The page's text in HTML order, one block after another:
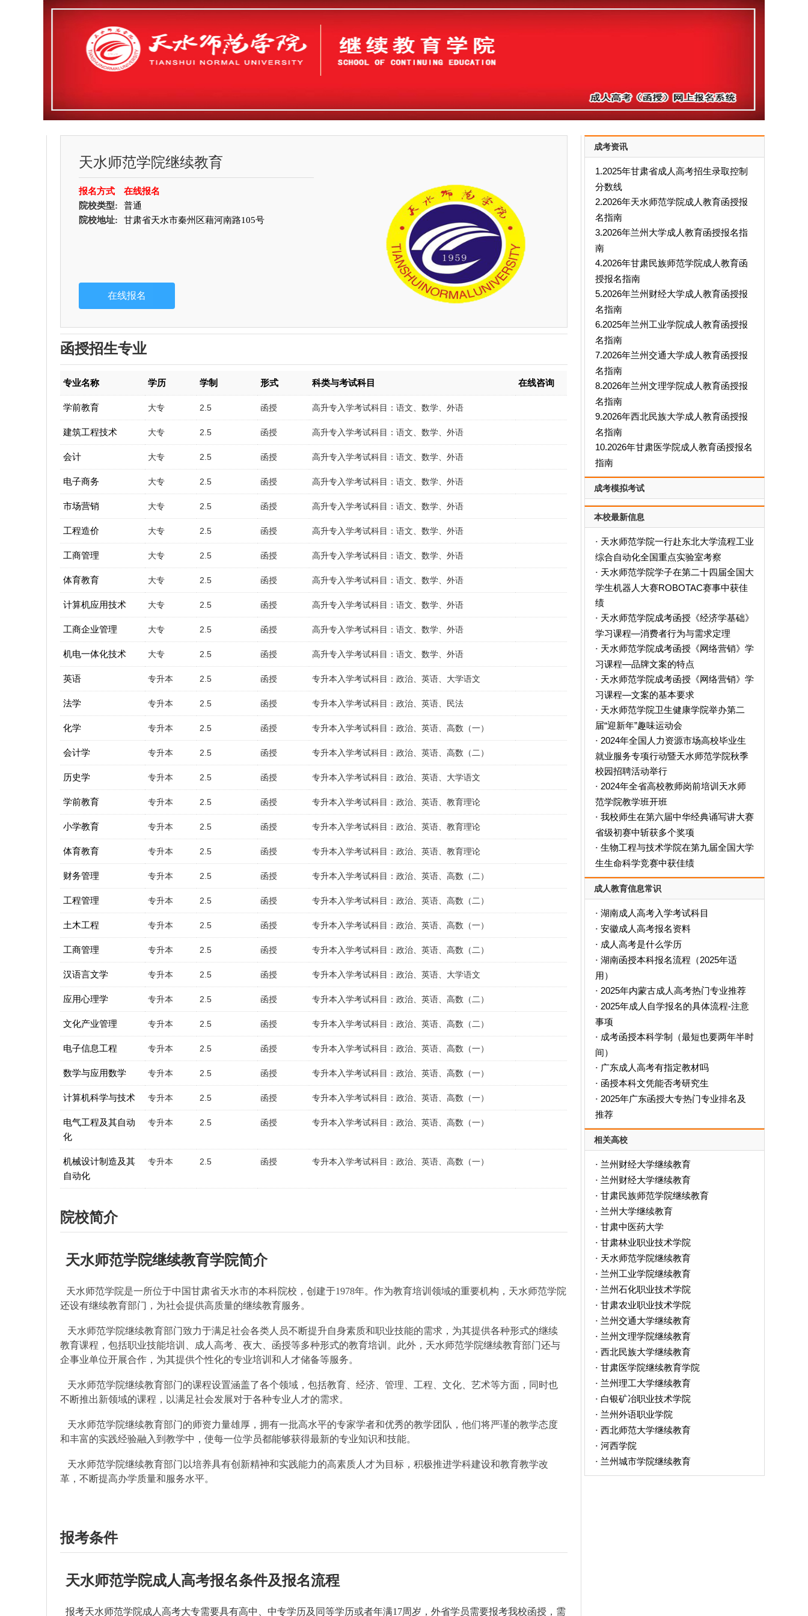
天水师范学院继续教育
报名方式
在线报名
院校类型:
普通
院校地址:
甘肃省天水市秦州区藉河南路105号
函授招生专业
专业名称 学历 学制 形式 科类与考试科目 在线咨询
学前教育 大专 2.5 函授 高升专入学考试科目：语文、数学、外语
建筑工程技术 大专 2.5 函授 高升专入学考试科目：语文、数学、外语
会计 大专 2.5 函授 高升专入学考试科目：语文、数学、外语
电子商务 大专 2.5 函授 高升专入学考试科目：语文、数学、外语
市场营销 大专 2.5 函授 高升专入学考试科目：语文、数学、外语
工程造价 大专 2.5 函授 高升专入学考试科目：语文、数学、外语
工商管理 大专 2.5 函授 高升专入学考试科目：语文、数学、外语
体育教育 大专 2.5 函授 高升专入学考试科目：语文、数学、外语
计算机应用技术 大专 2.5 函授 高升专入学考试科目：语文、数学、外语
工商企业管理 大专 2.5 函授 高升专入学考试科目：语文、数学、外语
机电一体化技术 大专 2.5 函授 高升专入学考试科目：语文、数学、外语
英语 专升本 2.5 函授 专升本入学考试科目：政治、英语、大学语文
法学 专升本 2.5 函授 专升本入学考试科目：政治、英语、民法
化学 专升本 2.5 函授 专升本入学考试科目：政治、英语、高数（一）
会计学 专升本 2.5 函授 专升本入学考试科目：政治、英语、高数（二）
历史学 专升本 2.5 函授 专升本入学考试科目：政治、英语、大学语文
学前教育 专升本 2.5 函授 专升本入学考试科目：政治、英语、教育理论
小学教育 专升本 2.5 函授 专升本入学考试科目：政治、英语、教育理论
体育教育 专升本 2.5 函授 专升本入学考试科目：政治、英语、教育理论
财务管理 专升本 2.5 函授 专升本入学考试科目：政治、英语、高数（二）
工程管理 专升本 2.5 函授 专升本入学考试科目：政治、英语、高数（二）
土木工程 专升本 2.5 函授 专升本入学考试科目：政治、英语、高数（一）
工商管理 专升本 2.5 函授 专升本入学考试科目：政治、英语、高数（二）
汉语言文学 专升本 2.5 函授 专升本入学考试科目：政治、英语、大学语文
应用心理学 专升本 2.5 函授 专升本入学考试科目：政治、英语、高数（二）
文化产业管理 专升本 2.5 函授 专升本入学考试科目：政治、英语、高数（二）
电子信息工程 专升本 2.5 函授 专升本入学考试科目：政治、英语、高数（一）
数学与应用数学 专升本 2.5 函授 专升本入学考试科目：政治、英语、高数（一）
计算机科学与技术 专升本 2.5 函授 专升本入学考试科目：政治、英语、高数（一）
电气工程及其自动
化
专升本 2.5 函授 专升本入学考试科目：政治、英语、高数（一）
机械设计制造及其
自动化
专升本 2.5 函授 专升本入学考试科目：政治、英语、高数（一）
院校简介
天水师范学院继续教育学院简介
天水师范学院是一所位于中国甘肃省天水市的本科院校，创建于1978年。作为教育培训领域的重要机构，天水师范学院
还设有继续教育部门，为社会提供高质量的继续教育服务。
天水师范学院继续教育部门致力于满足社会各类人员不断提升自身素质和职业技能的需求，为其提供各种形式的继续
教育课程，包括职业技能培训、成人高考、夜大、函授等多种形式的教育培训。此外，天水师范学院继续教育部门还与
企事业单位开展合作，为其提供个性化的专业培训和人才储备等服务。
天水师范学院继续教育部门的课程设置涵盖了各个领域，包括教育、经济、管理、工程、文化、艺术等方面，同时也
不断推出新领域的课程，以满足社会发展对于各种专业人才的需求。
天水师范学院继续教育部门的师资力量雄厚，拥有一批高水平的专家学者和优秀的教学团队，他们将严谨的教学态度
和丰富的实践经验融入到教学中，使每一位学员都能够获得最新的专业知识和技能。
天水师范学院继续教育部门以培养具有创新精神和实践能力的高素质人才为目标，积极推进学科建设和教育教学改
革，不断提高办学质量和服务水平。
报考条件
天水师范学院成人高考报名条件及报名流程
报考天水师范学院成人高考大专需要具有高中、中专学历及同等学历或者年满17周岁，外省学员需要报考我校函授，需
成考资讯
1.2025年甘肃省成人高考招生录取控制
分数线
2.2026年天水师范学院成人教育函授报
名指南
3.2026年兰州大学成人教育函授报名指
南
4.2026年甘肃民族师范学院成人教育函
授报名指南
5.2026年兰州财经大学成人教育函授报
名指南
6.2025年兰州工业学院成人教育函授报
名指南
7.2026年兰州交通大学成人教育函授报
名指南
8.2026年兰州文理学院成人教育函授报
名指南
9.2026年西北民族大学成人教育函授报
名指南
10.2026年甘肃医学院成人教育函授报名
指南
成考模拟考试
本校最新信息
· 天水师范学院一行赴东北大学流程工业
综合自动化全国重点实验室考察
· 天水师范学院学子在第二十四届全国大
学生机器人大赛ROBOTAC赛事中获佳
绩
· 天水师范学院成考函授《经济学基础》
学习课程—消费者行为与需求定理
· 天水师范学院成考函授《网络营销》学
习课程—品牌文案的特点
· 天水师范学院成考函授《网络营销》学
习课程—文案的基本要求
· 天水师范学院卫生健康学院举办第二
届“迎新年”趣味运动会
· 2024年全国人力资源市场高校毕业生
就业服务专项行动暨天水师范学院秋季
校园招聘活动举行
· 2024年全省高校教师岗前培训天水师
范学院教学班开班
· 我校师生在第六届中华经典诵写讲大赛
省级初赛中斩获多个奖项
· 生物工程与技术学院在第九届全国大学
生生命科学竞赛中获佳绩
成人教育信息常识
· 湖南成人高考入学考试科目
· 安徽成人高考报名资料
· 成人高考是什么学历
· ‌湖南函授本科报名流程（2025年适
用）‌
· 2025年内蒙古成人高考热门专业推荐
· 2025年成人自学报名的具体流程-注意
事项
· 成考函授本科学制（最短也要两年半时
间）
· 广东成人高考有指定教材吗
· 函授本科文凭能否考研究生
· 2025年广东函授大专热门专业排名及
推荐
相关高校
· 兰州财经大学继续教育
· 兰州财经大学继续教育
· 甘肃民族师范学院继续教育
· 兰州大学继续教育
· 甘肃中医药大学
· 甘肃林业职业技术学院
· 天水师范学院继续教育
· 兰州工业学院继续教育
· 兰州石化职业技术学院
· 甘肃农业职业技术学院
· 兰州交通大学继续教育
· 兰州文理学院继续教育
· 西北民族大学继续教育
· 甘肃医学院继续教育学院
· 兰州理工大学继续教育
· 白银矿冶职业技术学院
· 兰州外语职业学院
· 西北师范大学继续教育
· 河西学院
· 兰州城市学院继续教育